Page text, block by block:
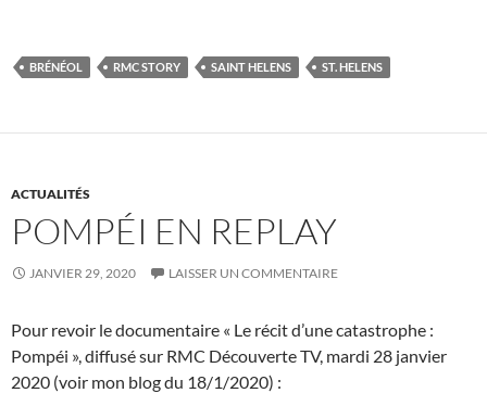
BRÉNÉOL RMC STORY SAINT HELENS ST. HELENS
ACTUALITÉS
POMPÉI EN REPLAY
JANVIER 29, 2020 LAISSER UN COMMENTAIRE
Pour revoir le documentaire « Le récit d’une catastrophe :
Pompéi », diffusé sur RMC Découverte TV, mardi 28 janvier
2020 (voir mon blog du 18/1/2020) :